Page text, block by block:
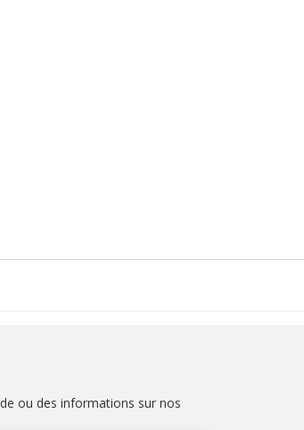
ou des informations sur nos